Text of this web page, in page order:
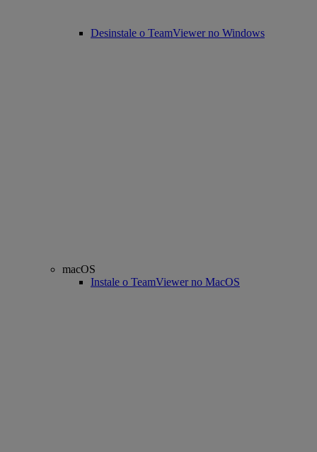
Desinstale o TeamViewer no Windows
macOS
Instale o TeamViewer no MacOS